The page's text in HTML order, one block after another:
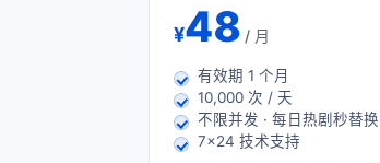
¥48 / 月
有效期 1 个月
10,000 次 / 天
不限并发 · 每日热剧秒替换
7×24 技术支持